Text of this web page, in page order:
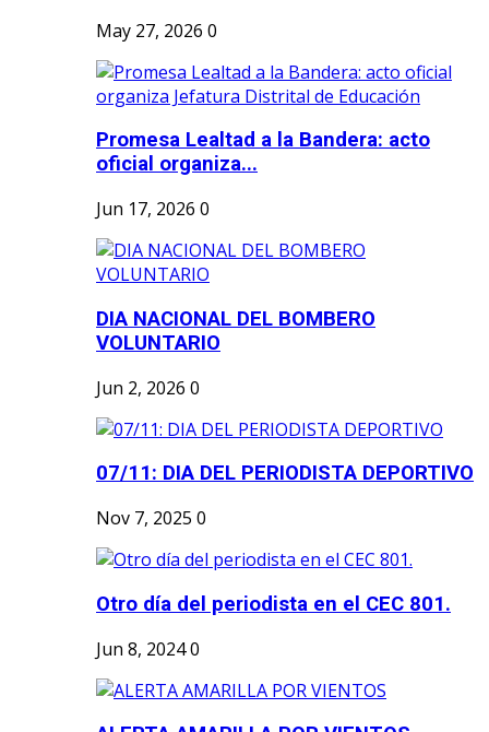
May 27, 2026 0
Promesa Lealtad a la Bandera: acto
oficial organiza...
Jun 17, 2026 0
DIA NACIONAL DEL BOMBERO
VOLUNTARIO
Jun 2, 2026 0
07/11: DIA DEL PERIODISTA DEPORTIVO
Nov 7, 2025 0
Otro día del periodista en el CEC 801.
Jun 8, 20240